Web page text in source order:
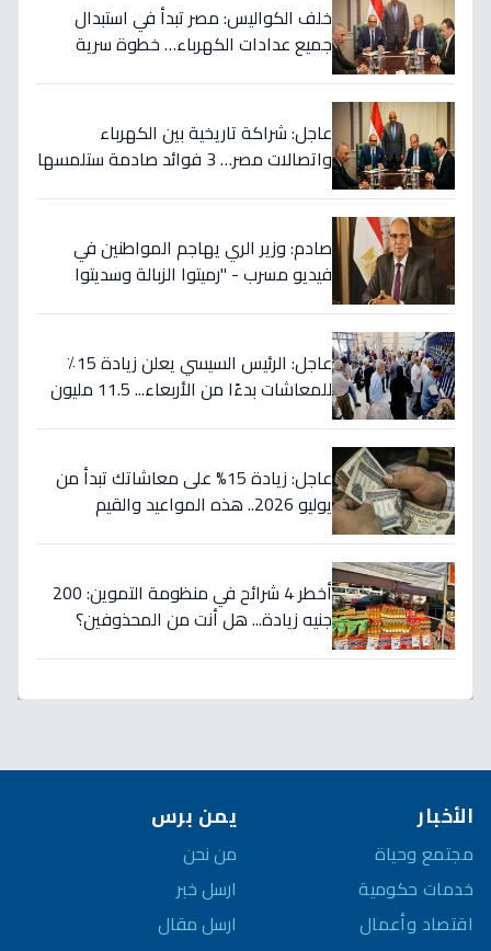
خلف الكواليس: مصر تبدأ في استبدال
جميع عدادات الكهرباء… خطوة سرية
عاجل: شراكة تاريخية بين الكهرباء
واتصالات مصر… 3 فوائد صادمة ستلمسها
صادم: وزير الري يهاجم المواطنين في
فيديو مسرب - "رميتوا الزبالة وسديتوا
عاجل: الرئيس السيسي يعلن زيادة 15٪
للمعاشات بدءًا من الأربعاء... 11.5 مليون
عاجل: زيادة 15% على معاشاتك تبدأ من
يوليو 2026.. هذه المواعيد والقيم
أخطر 4 شرائح في منظومة التموين: 200
جنيه زيادة... هل أنت من المحذوفين؟
الأخبار
مجتمع وحياة
خدمات حكومية
اقتصاد وأعمال
يمن برس
من نحن
ارسل خبر
ارسل مقال